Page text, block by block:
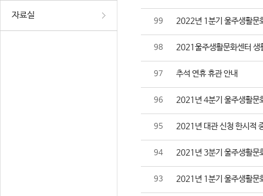
자료실
99 2022년 1분기 울주생활문
98 2021울주생활문화센터 생
97 추석 연휴 휴관 안내
96 2021년 4분기 울주생활문
95 2021년 대관 신청 한시적
94 2021년 3분기 울주생활문
93 2021년 1분기 울주생활문